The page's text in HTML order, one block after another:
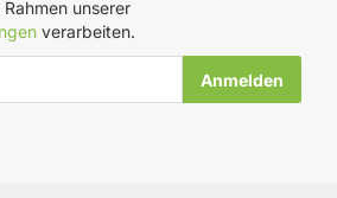
unserer
verarbeiten.